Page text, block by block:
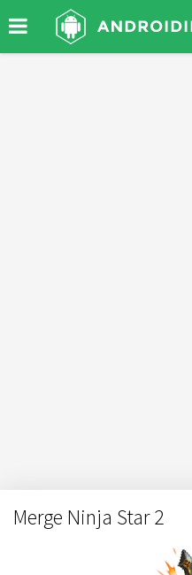
Merge Ninja Star 2